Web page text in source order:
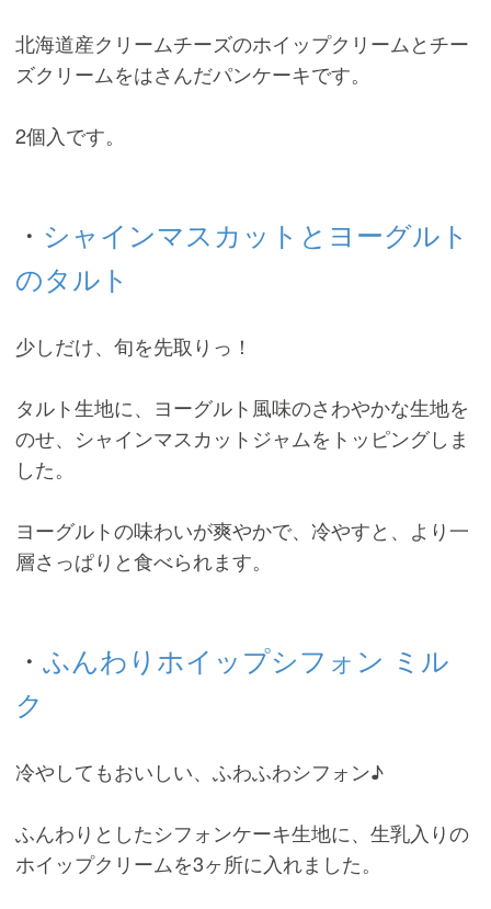
北海道産クリームチーズのホイップクリームとチー
ズクリームをはさんだパンケーキです。
2個入です。
・ シャインマスカットとヨーグルト
のタルト
少しだけ、旬を先取りっ！
タルト生地に、ヨーグルト風味のさわやかな生地を
のせ、シャインマスカットジャムをトッピングしま
した。
ヨーグルトの味わいが爽やかで、冷やすと、より一
層さっぱりと食べられます。
・ ふんわりホイップシフォン ミル
ク
冷やしてもおいしい、ふわふわシフォン♪
ふんわりとしたシフォンケーキ生地に、生乳入りの
ホイップクリームを3ヶ所に入れました。